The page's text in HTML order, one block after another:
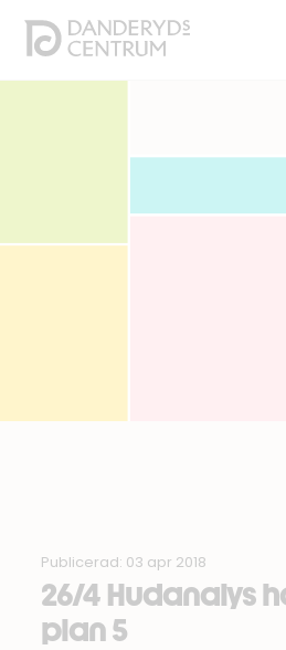
Publicerad: 03 apr 2018
26/4 Hudanalys
plan 5